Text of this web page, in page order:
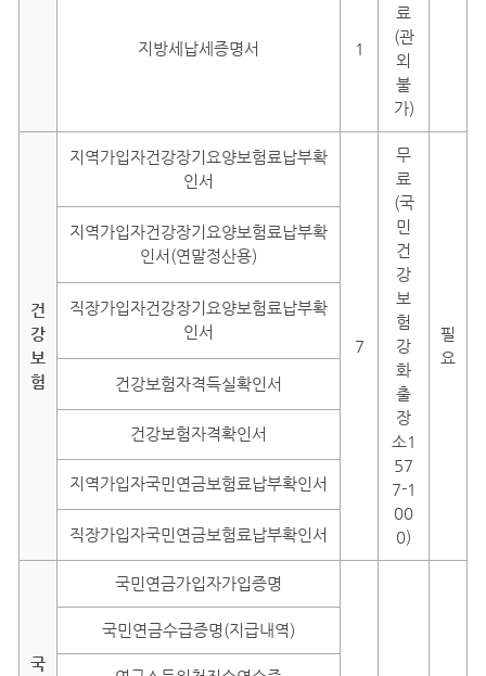
지방세납세증명서 1
료
(관
외
불
가)
건
강
보
험
지역가입자건강장기요양보험료납부확
인서
7
무
료
(국
민
건
강
보
험
강
화
출
장
소1
57
7-1
00
0)
필
요
지역가입자건강장기요양보험료납부확
인서(연말정산용)
직장가입자건강장기요양보험료납부확
인서
건강보험자격득실확인서
건강보험자격확인서
지역가입자국민연금보험료납부확인서
직장가입자국민연금보험료납부확인서
국
국민연금가입자가입증명
국민연금수급증명(지급내역)